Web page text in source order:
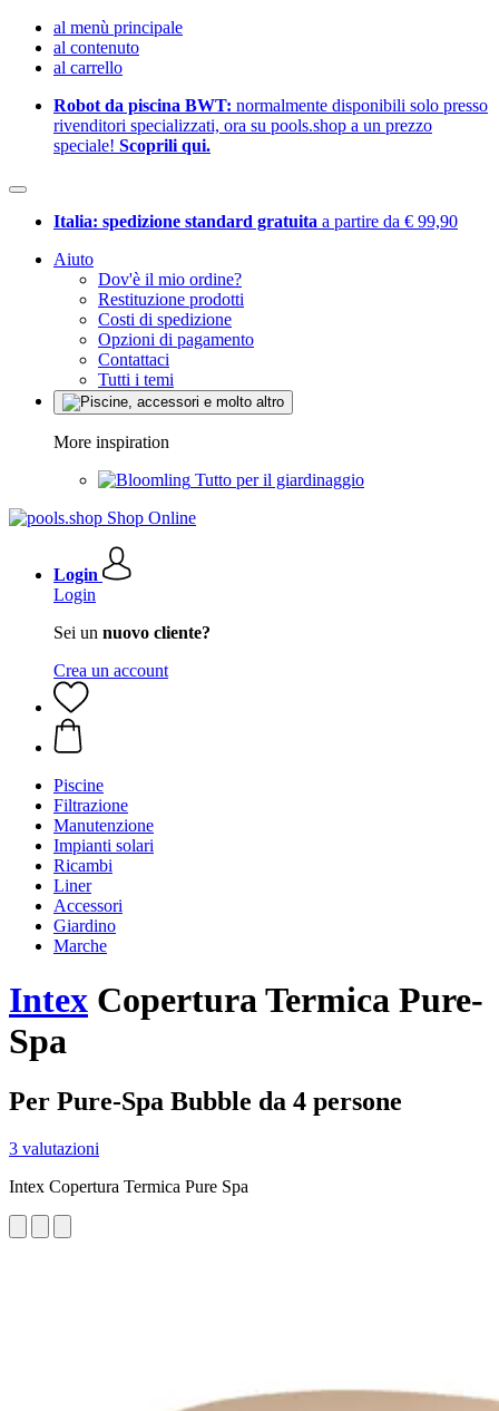
al menù principale
al contenuto
al carrello
Robot da piscina BWT: normalmente disponibili solo presso
rivenditori specializzati, ora su pools.shop a un prezzo
speciale! Scoprili qui.
Italia: spedizione standard gratuita a partire da € 99,90
Aiuto
Dov'è il mio ordine?
Restituzione prodotti
Costi di spedizione
Opzioni di pagamento
Contattaci
Tutti i temi
More inspiration
Tutto per il giardinaggio
Login
Login
Sei un nuovo cliente?
Crea un account
Piscine
Filtrazione
Manutenzione
Impianti solari
Ricambi
Liner
Accessori
Giardino
Marche
Intex Copertura Termica Pure-
Spa
Per Pure-Spa Bubble da 4 persone
3 valutazioni
Intex Copertura Termica Pure Spa